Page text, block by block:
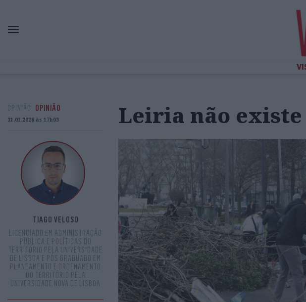
OPINIÃO OPINIÃO
31.01.2026 às 17h03
TIAGO VELOSO
LICENCIADO EM ADMINISTRAÇÃO
PÚBLICA E POLÍTICAS DO
TERRITÓRIO PELA UNIVERSIDADE
DE LISBOA E PÓS GRADUADO EM
PLANEAMENTO E ORDENAMENTO
DO TERRITÓRIO PELA
UNIVERSIDADE NOVA DE LISBOA
Leiria não existe